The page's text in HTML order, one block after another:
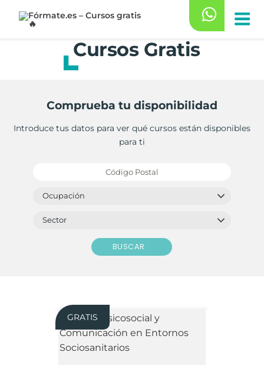
Cursos Gratis
Comprueba tu disponibilidad
Introduce tus datos para ver qué cursos están disponibles
para ti
BUSCAR
GRATIS